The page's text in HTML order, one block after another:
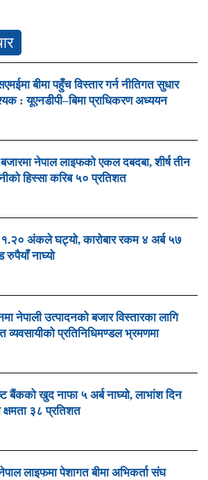
बीमा पहुँच विस्तार गर्न नीतिगत सुधार
: यूएनडीपी–बिमा प्राधिकरण अध्ययन
बजारमा नेपाल लाइफको एकल दबदबा, शीर्ष तीन
हिस्सा करिब ५० प्रतिशत
अंकले घट्यो, कारोबार रकम ४ अर्ब ५७
रुपैयाँ नाघ्यो
नेपाली उत्पादनको बजार विस्तारका लागि
व्यवसायीको प्रतिनिधिमण्डल भ्रमणमा
बैंकको खुद नाफा ५ अर्ब नाघ्यो, लाभांश दिन
३८ प्रतिशत
लाइफमा पेशागत बीमा अभिकर्ता संघ